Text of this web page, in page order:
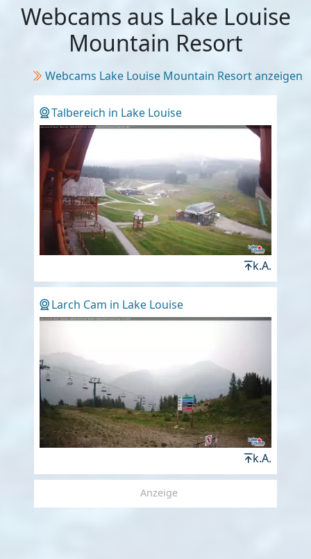
Webcams aus Lake Louise
Mountain Resort
Webcams Lake Louise Mountain Resort anzeigen
Talbereich in Lake Louise
k.A.
Larch Cam in Lake Louise
k.A.
Anzeige